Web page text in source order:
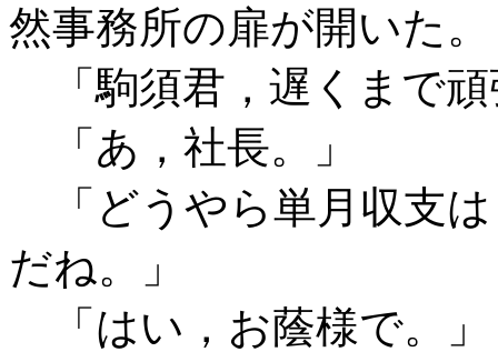
然事務所の扉が開いた。
「駒須君，遅くまで
「あ，社長。」
「どうやら単月収支
だね。」
「はい，お蔭様で。」